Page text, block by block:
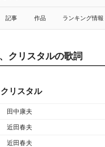
記事 作品 ランキング情報
クリスタルの歌詞
リスタル
田中康夫
近田春夫
近田春夫